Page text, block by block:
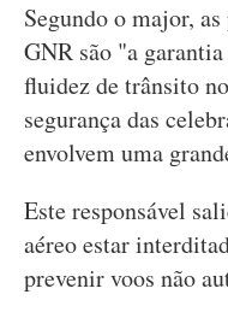
Segundo o major,
GNR são "a
fluidez de trânsito
segurança das
envolvem uma
Este responsável
aéreo estar
prevenir voos não